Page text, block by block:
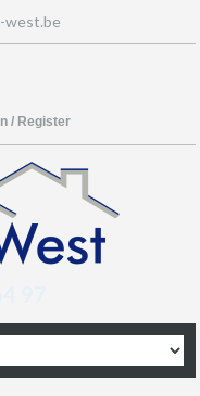
west.be
/ Register